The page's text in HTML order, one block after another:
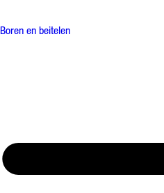
Boren en beitelen